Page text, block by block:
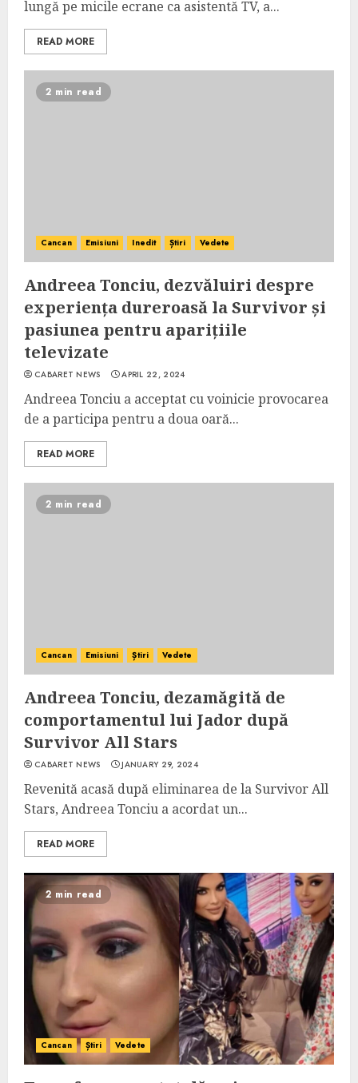
lungă pe micile ecrane ca asistentă TV, a...
READ MORE
2 min read
Cancan Emisiuni Inedit Știri Vedete
Andreea Tonciu, dezvăluiri despre
experiența dureroasă la Survivor și
pasiunea pentru aparițiile
televizate
CABARET NEWS APRIL 22, 2024
Andreea Tonciu a acceptat cu voinicie provocarea
de a participa pentru a doua oară...
READ MORE
2 min read
Cancan Emisiuni Știri Vedete
Andreea Tonciu, dezamăgită de
comportamentul lui Jador după
Survivor All Stars
CABARET NEWS JANUARY 29, 2024
Revenită acasă după eliminarea de la Survivor All
Stars, Andreea Tonciu a acordat un...
READ MORE
2 min read
Cancan Știri Vedete